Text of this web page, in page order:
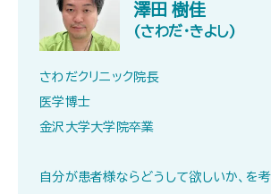
澤田 樹佳
(さわだ・きよし)
さわだクリニック院長
医学博士
金沢大学大学院卒業
自分が患者様ならどうして欲しいか、を